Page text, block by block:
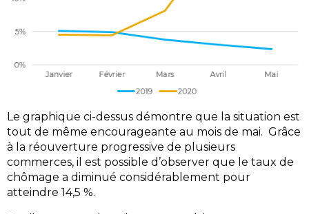
Le graphique ci-dessus démontre que la situation est
tout de même encourageante au mois de mai. Grâce
à la réouverture progressive de plusieurs
commerces, il est possible d’observer que le taux de
chômage a diminué considérablement pour
atteindre 14,5 %.